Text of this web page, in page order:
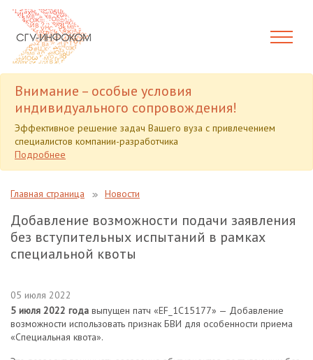
Внимание – особые условия
индивидуального сопровождения!
Эффективное решение задач Вашего вуза с привлечением
специалистов компании-разработчика
Подробнее
Главная страница Новости
Добавление возможности подачи заявления
без вступительных испытаний в рамках
специальной квоты
05 июля 2022
5 июля 2022 года выпущен патч «EF_1C15177» — Добавление
возможности использовать признак БВИ для особенности приема
«Специальная квота».